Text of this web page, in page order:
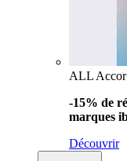
ALL
-15% de
marques
Découvrir